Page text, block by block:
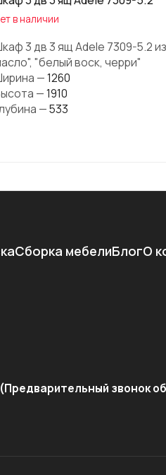
в наличии
3 дв 3 ящ Adele 7309-5.2
"белый воск, черри"
—1260
—1910
—533
Сборка мебелиБлогО
(Предварительный звонок